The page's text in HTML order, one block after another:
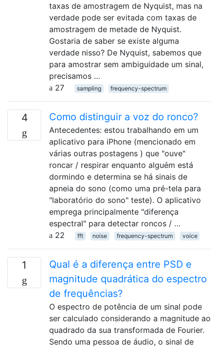
taxas de amostragem de Nyquist, mas na
verdade pode ser evitada com taxas de
amostragem de metade de Nyquist.
Gostaria de saber se existe alguma
verdade nisso? De Nyquist, sabemos que
para amostrar sem ambiguidade um sinal,
precisamos …
27
sampling frequency-spectrum
4 Como distinguir a voz do ronco?
Antecedentes: estou trabalhando em um
aplicativo para iPhone (mencionado em
várias outras postagens ) que "ouve"
roncar / respirar enquanto alguém está
dormindo e determina se há sinais de
apneia do sono (como uma pré-tela para
"laboratório do sono" teste). O aplicativo
emprega principalmente "diferença
espectral" para detectar roncos / …
22
fft noise frequency-spectrum voice
1
Qual é a diferença entre PSD e
magnitude quadrática do espectro
de frequências?
O espectro de potência de um sinal pode
ser calculado considerando a magnitude ao
quadrado da sua transformada de Fourier.
Sendo uma pessoa de áudio, o sinal de